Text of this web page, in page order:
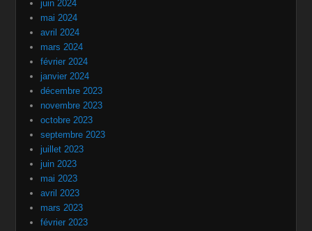
juin 2024
mai 2024
avril 2024
mars 2024
février 2024
janvier 2024
décembre 2023
novembre 2023
octobre 2023
septembre 2023
juillet 2023
juin 2023
mai 2023
avril 2023
mars 2023
février 2023